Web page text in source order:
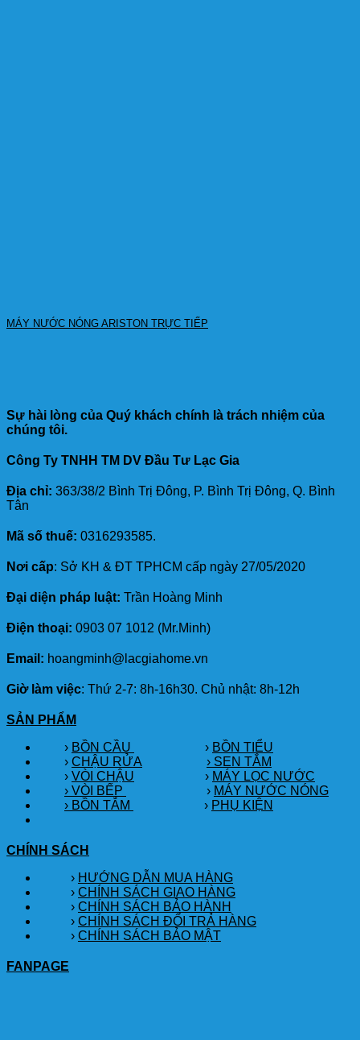
MÁY NƯỚC NÓNG ARISTON TRỰC TIẾP
Sự hài lòng của Quý khách chính là trách nhiệm của
chúng tôi.
Công Ty TNHH TM DV Đầu Tư Lạc Gia
Địa chỉ: 363/38/2 Bình Trị Đông, P. Bình Trị Đông, Q. Bình
Tân
Mã số thuế: 0316293585.
Nơi cấp: Sở KH & ĐT TPHCM cấp ngày 27/05/2020
Đại diện pháp luật: Trần Hoàng Minh
Điện thoại: 0903 07 1012 (Mr.Minh)
Email: hoangminh@lacgiahome.vn
Giờ làm việc: Thứ 2-7: 8h-16h30. Chủ nhật: 8h-12h
SẢN PHẨM
› BỒN CẦU › BỒN TIỂU
› CHẬU RỬA
› SEN TẮM
› VÒI CHẬU › MÁY LỌC NƯỚC
› VÒI BẾP
› MÁY NƯỚC NÓNG
› BỒN TẮM
› PHỤ KIỆN
CHÍNH SÁCH
› HƯỚNG DẪN MUA HÀNG
› CHÍNH SÁCH GIAO HÀNG
› CHÍNH SÁCH BẢO HÀNH
› CHÍNH SÁCH ĐỔI TRẢ HÀNG
› CHÍNH SÁCH BẢO MẬT
FANPAGE